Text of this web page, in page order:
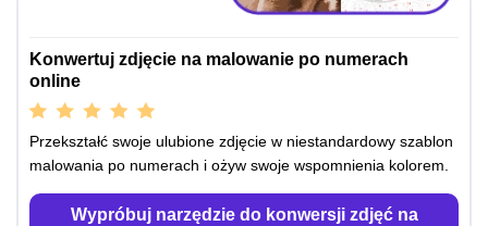
Konwertuj zdjęcie na malowanie po numerach
online
Przekształć swoje ulubione zdjęcie w niestandardowy szablon
malowania po numerach i ożyw swoje wspomnienia kolorem.
Wypróbuj narzędzie do konwersji zdjęć na